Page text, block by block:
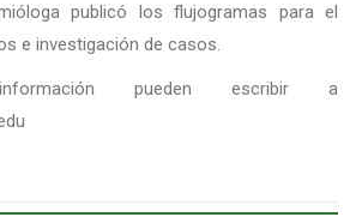
publicó los flujogramas para el
e investigación de casos.
pueden escribir a